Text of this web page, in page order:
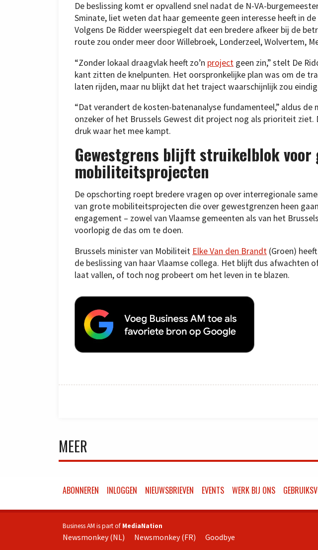
De beslissing komt er opvallend snel nadat de N-VA-
Sminate, liet weten dat haar gemeente geen interesse heeft in
Volgens De Ridder weerspiegelt dat een bredere afkeer bij de
route zou onder meer door Willebroek, Londerzeel, Wolvertem,
“Zonder lokaal draagvlak heeft zo’n project geen zin,” stelt De
kant zitten de knelpunten. Het oorspronkelijke plan was om de
laten rijden, maar nu blijkt dat het traject waarschijnlijk zou
“Dat verandert de kosten-batenanalyse fundamenteel,” aldus de
onzeker of het Brussels Gewest dit project nog als prioriteit ziet.
druk waar het mee kampt.
Gewestgrens blijft struikelblok voor
mobiliteitsprojecten
De opschorting roept bredere vragen op over interregionale
van grote mobiliteitsprojecten die over gewestgrenzen heen
engagement – zowel van Vlaamse gemeenten als van het
voorlopig de das om te doen.
Brussels minister van Mobiliteit Elke Van den Brandt (Groen)
de beslissing van haar Vlaamse collega. Het blijft dus afwachten
laat vallen, of toch nog probeert om het leven in te blazen.
MEER
ABONNEREN INLOGGEN NIEUWSBRIEVEN EVENTS WERK BIJ ONS
Business AM is part of MediaNation
Newsmonkey (NL) Newsmonkey (FR) Goodbye